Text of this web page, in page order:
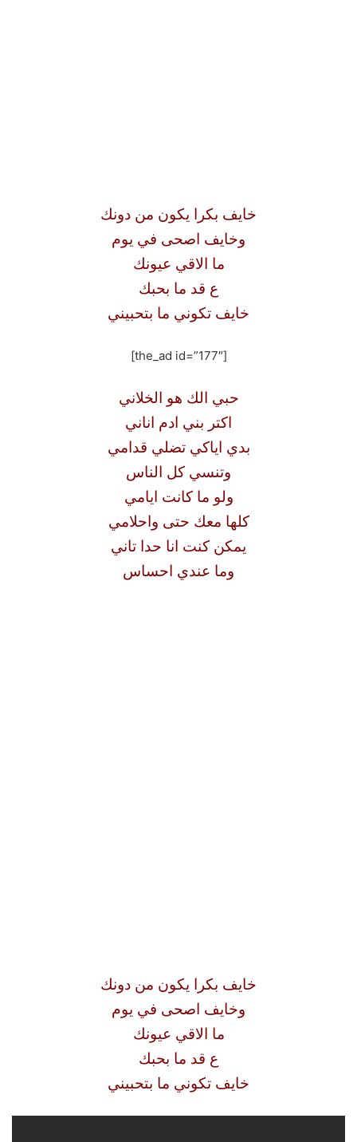
خايف بكرا يكون من دونك
وخايف اصحى في يوم
ما الاقي عيونك
ع قد ما بحبك
خايف تكوني ما بتحبيني
[the_ad id=”177″]
حبي الك هو الخلاني
اكتر بني ادم اناني
بدي اياكي تضلي قدامي
وتنسي كل الناس
ولو ما كانت ايامي
كلها معك حتى واحلامي
يمكن كنت انا حدا تاني
وما عندي احساس
خايف بكرا يكون من دونك
وخايف اصحى في يوم
ما الاقي عيونك
ع قد ما بحبك
خايف تكوني ما بتحبيني